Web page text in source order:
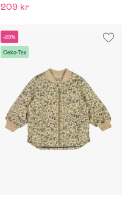
209 kr
-29%
Oeko-Tex